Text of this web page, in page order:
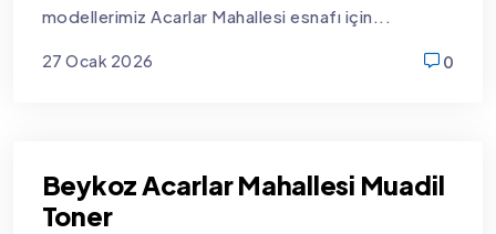
modellerimiz Acarlar Mahallesi esnafı için...
27 Ocak 2026
0
Beykoz Acarlar Mahallesi Muadil
Toner